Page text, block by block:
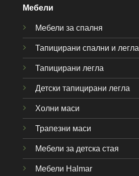
Мебели
Мебели за спалня
Тапицирани спални и легла
Тапицирани легла
Детски тапицирани легла
Холни маси
Трапезни маси
Мебели за детска стая
Мебели Halmar